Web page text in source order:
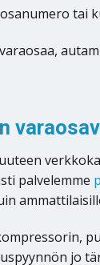
tai
palvelemme
jo